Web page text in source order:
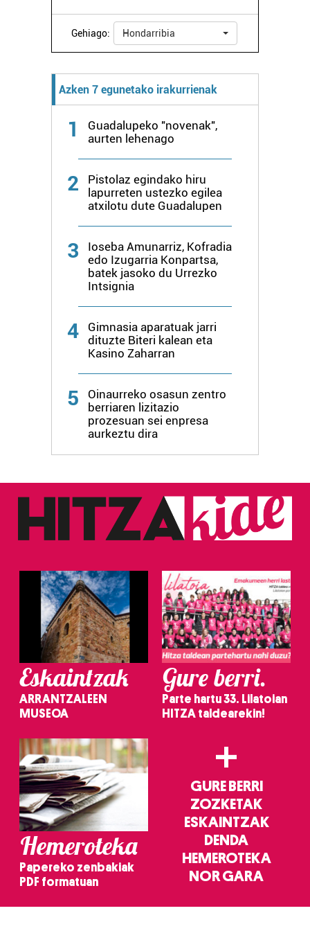
Gehiago: Hondarribia
Azken 7 egunetako irakurrienak
1
Guadalupeko "novenak",
aurten lehenago
2
Pistolaz egindako hiru
lapurreten ustezko egilea
atxilotu dute Guadalupen
3
Ioseba Amunarriz, Kofradia
edo Izugarria Konpartsa,
batek jasoko du Urrezko
Intsignia
4
Gimnasia aparatuak jarri
dituzte Biteri kalean eta
Kasino Zaharran
5
Oinaurreko osasun zentro
berriaren lizitazio
prozesuan sei enpresa
aurkeztu dira
Eskaintzak
ARRANTZALEEN
MUSEOA
Gure berri.
Parte hartu 33. Lilatoian
HITZA taldearekin!
Hemeroteka
Papereko zenbakiak
PDF formatuan
+
GURE BERRI
ZOZKETAK
ESKAINTZAK
DENDA
HEMEROTEKA
NOR GARA